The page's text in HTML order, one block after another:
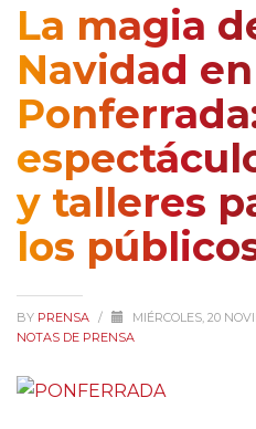
La magia
Navidad en
y talleres
los
BY PRENSA / MIÉRCOLES, 20
NOTAS DE PRENSA